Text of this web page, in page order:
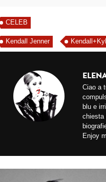
CELEB
Kendall Jenner
Ciao a
blu e
chiesta
Enjoy